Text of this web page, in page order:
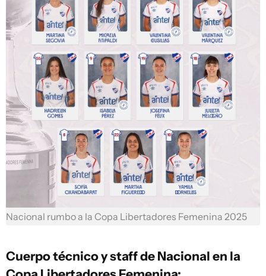
Nacional rumbo a la Copa Libertadores Femenina 2025
Cuerpo técnico y staff de Nacional en la